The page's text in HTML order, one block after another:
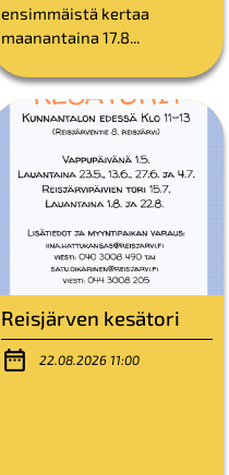
ensimmäistä kertaa
maanantaina 17.8...
Reisjärven kesätori
22.08.2026 11:00